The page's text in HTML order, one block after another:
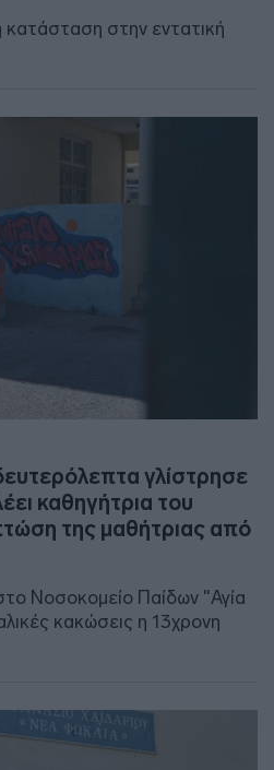
κατάσταση στην εντατική
γλίστρησε
καθηγήτρια του
της μαθήτριας από
Νοσοκομείο Παίδων "Αγία
κακώσεις η 13χρονη